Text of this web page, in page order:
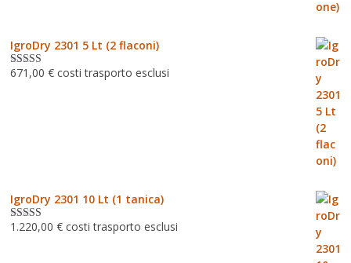
IgroDry 2301 5 Lt (2 flaconi)
Valutato5.00
671,00€ costi trasporto esclusi
IgroDry 2301 10 Lt (1 tanica)
Valutato5.00
1.220,00€ costi trasporto esclusi